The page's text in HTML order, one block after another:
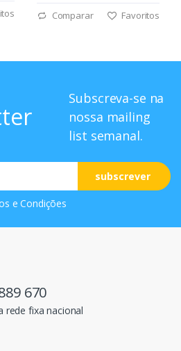
Comparar Favoritos
Subscreva-se na
nossa mailing
list semanal.
subscrever
e Condições
670
rede fixa nacional